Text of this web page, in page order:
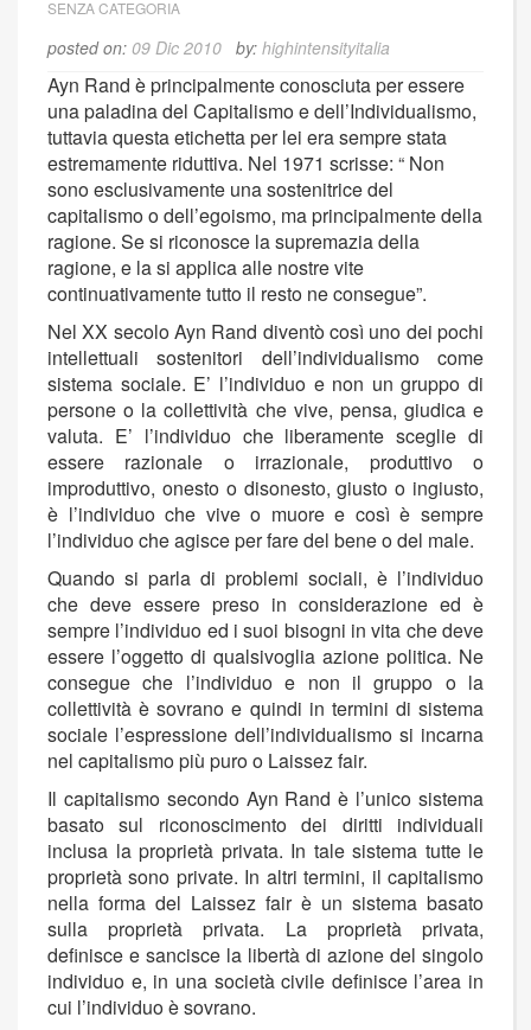
SENZA CATEGORIA
posted on: 09 Dic 2010 by: highintensityitalia
Ayn Rand è principalmente conosciuta per essere
una paladina del Capitalismo e dell’Individualismo,
tuttavia questa etichetta per lei era sempre stata
estremamente riduttiva. Nel 1971 scrisse: “ Non
sono esclusivamente una sostenitrice del
capitalismo o dell’egoismo, ma principalmente della
ragione. Se si riconosce la supremazia della
ragione, e la si applica alle nostre vite
continuativamente tutto il resto ne consegue”.
Nel XX secolo Ayn Rand diventò così uno dei pochi
intellettuali sostenitori dell’individualismo come
sistema sociale. E’ l’individuo e non un gruppo di
persone o la collettività che vive, pensa, giudica e
valuta. E’ l’individuo che liberamente sceglie di
essere razionale o irrazionale, produttivo o
improduttivo, onesto o disonesto, giusto o ingiusto,
è l’individuo che vive o muore e così è sempre
l’individuo che agisce per fare del bene o del male.
Quando si parla di problemi sociali, è l’individuo
che deve essere preso in considerazione ed è
sempre l’individuo ed i suoi bisogni in vita che deve
essere l’oggetto di qualsivoglia azione politica. Ne
consegue che l’individuo e non il gruppo o la
collettività è sovrano e quindi in termini di sistema
sociale l’espressione dell’individualismo si incarna
nel capitalismo più puro o Laissez fair.
Il capitalismo secondo Ayn Rand è l’unico sistema
basato sul riconoscimento dei diritti individuali
inclusa la proprietà privata. In tale sistema tutte le
proprietà sono private. In altri termini, il capitalismo
nella forma del Laissez fair è un sistema basato
sulla proprietà privata. La proprietà privata,
definisce e sancisce la libertà di azione del singolo
individuo e, in una società civile definisce l’area in
cui l’individuo è sovrano.